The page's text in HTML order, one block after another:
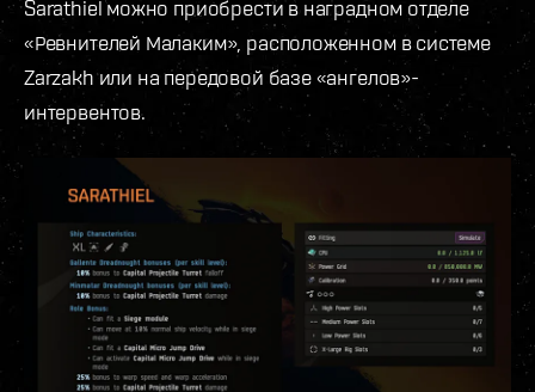
Sarathiel можно приобрести в наградном отделе
«Ревнителей Малаким», расположенном в системе
Zarzakh или на передовой базе «ангелов»-
интервентов.